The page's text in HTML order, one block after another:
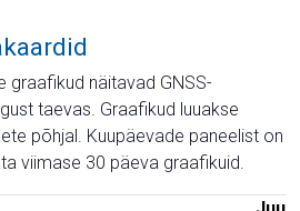
graafikud näitavad GNSS-
taevas. Graafikud luuakse
põhjal. Kuupäevade paneelist on
viimase 30 päeva graafikuid.